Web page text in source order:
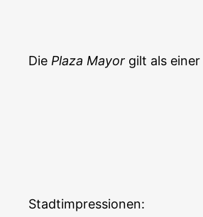
Die Plaza Mayor gilt als
Stadtimpressionen: